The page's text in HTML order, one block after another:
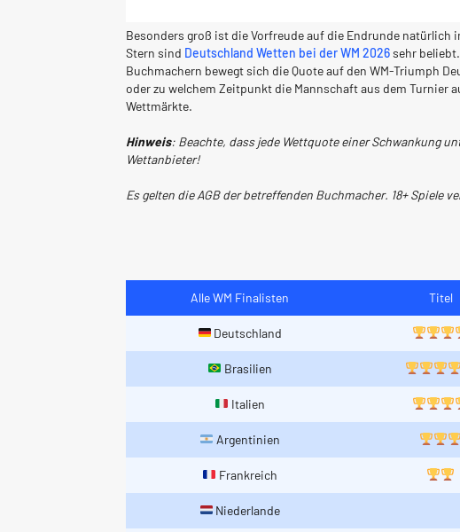
Besonders groß ist die Vorfreude auf die Endrunde natürlich
Stern sind Deutschland Wetten bei der WM 2026sehr
Buchmachern bewegt sich die Quote auf den WM-Triumph
oder zu welchem Zeitpunkt die Mannschaft aus dem Turnier
Wettmärkte.
Hinweis: Beachte, dass jede Wettquote einer Schwankung
Wettanbieter!
Es gelten die AGB der betreffenden Buchmacher. 18+ Spiele
Alle WM Finalisten Titel
Deutschland
Brasilien
Italien
Argentinien
Frankreich
Niederlande